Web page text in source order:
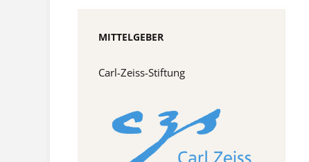
MITTELGEBER
Carl-Zeiss-Stiftung